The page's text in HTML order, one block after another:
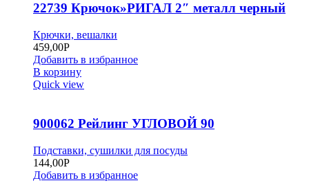
22739 Крючок»РИГАЛ 2″ металл черный
Крючки, вешалки
459,00Р
Добавить в избранное
В корзину
Quick view
900062 Рейлинг УГЛОВОЙ 90
Подставки, сушилки для посуды
144,00Р
Добавить в избранное